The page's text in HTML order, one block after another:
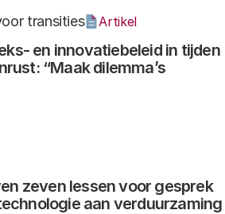
en innovatiebeleid in tijden
“Maak dilemma’s
transities Artikel
zeven lessen voor gesprek
aan verduurzaming